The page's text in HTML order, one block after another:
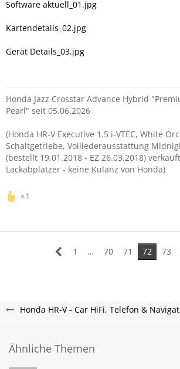
Software aktuell_01.jpg
Kartendetails_02.jpg
Gerät Details_03.jpg
Honda Jazz Crosstar Advance Hybrid
Pearl" seit 05.06.2026
(Honda HR-V Executive 1.5 i-VTEC, White
Schaltgetriebe, Volllederausstattung
(bestellt 19.01.2018 - EZ 26.03.2018)
Lackabplatzer - keine Kulanz von Honda)
1
1 … 70 71 72 73
Honda HR-V - Car HiFi, Telefon &
Ähnliche Themen